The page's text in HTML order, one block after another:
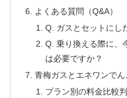
よくある質問（Q&A）
Q. ガスとセットにし
Q. 乗り換える際に、
は必要ですか？
青梅ガスとエネワンで
プラン別の料金比較